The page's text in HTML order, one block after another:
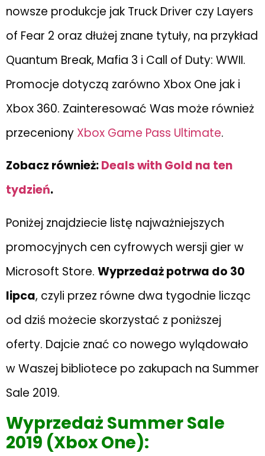
nowsze produkcje jak Truck Driver czy Layers
of Fear 2 oraz dłużej znane tytuły, na przykład
Quantum Break, Mafia 3 i Call of Duty: WWII.
Promocje dotyczą zarówno Xbox One jak i
Xbox 360. Zainteresować Was może również
przeceniony Xbox Game Pass Ultimate.
Zobacz również:Deals with Gold na ten
tydzień.
Poniżej znajdziecie listę najważniejszych
promocyjnych cen cyfrowych wersji gier w
Microsoft Store. Wyprzedaż potrwa do 30
lipca, czyli przez równe dwa tygodnie licząc
od dziś możecie skorzystać z poniższej
oferty. Dajcie znać co nowego wylądowało
w Waszej bibliotece po zakupach na Summer
Sale 2019.
Wyprzedaż Summer Sale
2019 (Xbox One):